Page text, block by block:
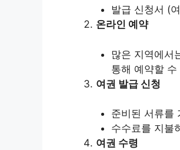
발급 신청서 (
온라인 예약
많은 지역에서
통해 예약할 수
여권 발급 신청
준비된 서류를
수수료를 지불
여권 수령